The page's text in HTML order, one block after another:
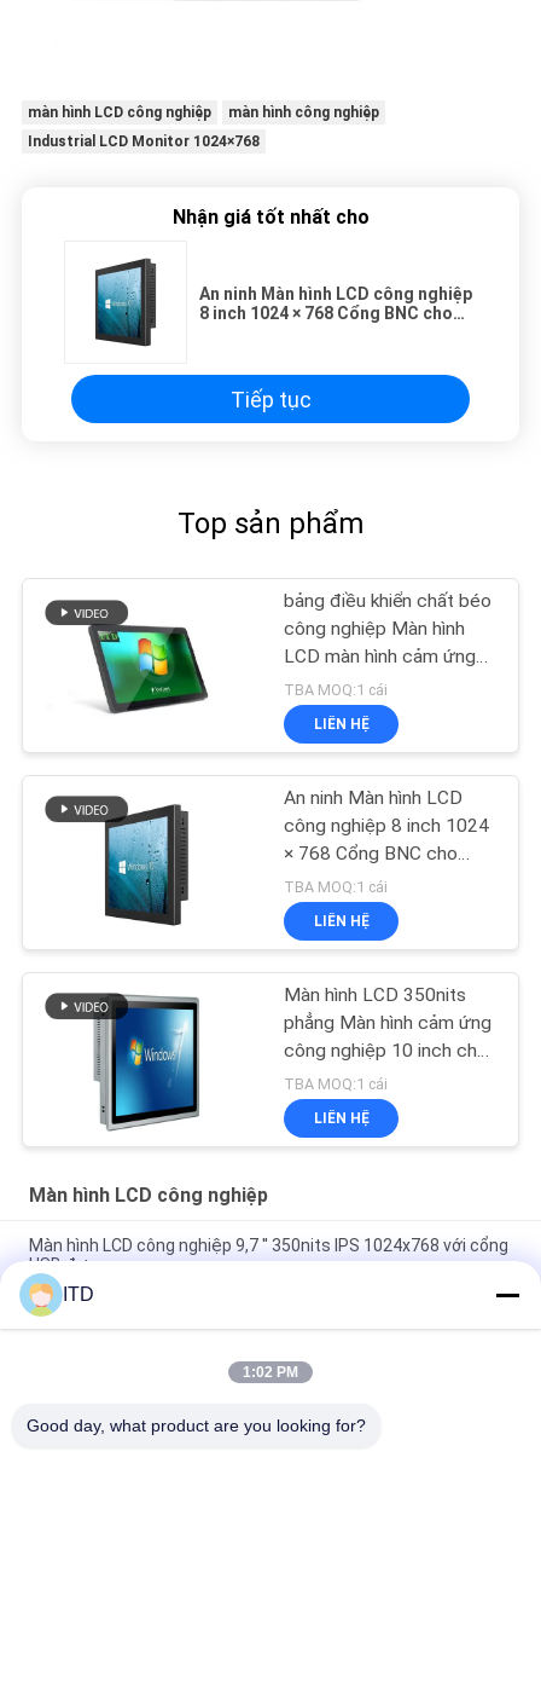
màn hình LCD công nghiệp
màn hình công nghiệp
Industrial LCD Monitor 1024×768
Nhận giá tốt nhất cho
An ninh Màn hình LCD công nghiệp
8 inch 1024 × 768 Cổng BNC cho
Tiếp tục
Top sản phẩm
bảng điều khiển chất béo
công nghiệp Màn hình
LCD màn hình cảm ứng
điện dung IP65 phía
trước
TBA MOQ:1 cái
LIÊN HỆ
An ninh Màn hình LCD
công nghiệp 8 inch 1024
× 768 Cổng BNC cho
màn hình camera quan
sát
TBA MOQ:1 cái
LIÊN HỆ
Màn hình LCD 350nits
phẳng Màn hình cảm ứng
công nghiệp 10 inch cho
robot
TBA MOQ:1 cái
LIÊN HỆ
Màn hình LCD công nghiệp
Màn hình LCD công nghiệp 9,7 '' 350nits IPS 1024x768 với cổng
USB đơn
Màn hình LCD công nghiệp DC12V Màn hình cảm ứng điện
dung XGA hỗ trợ USB
Khung màn hình LCD công nghiệp OEM 75'' Gắn VESA với vỏ
ITD
1:02 PM
Good day, what product are you looking for?